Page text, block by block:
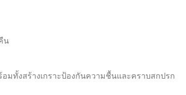
น
มทั้งสร้างเกราะป้องกันความชื้นและคราบสกปรก